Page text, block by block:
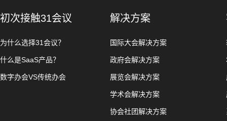
初次接触31会议
为什么选择31会议？
什么是SaaS产品？
数字办会VS传统办会
解决方案
国际大会解决方案
政府会解决方案
展览会解决方案
学术会解决方案
协会社团解决方案